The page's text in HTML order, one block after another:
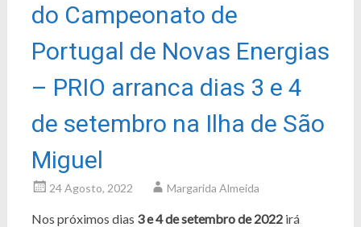
do Campeonato de
Portugal de Novas Energias
– PRIO arranca dias 3 e 4
de setembro na Ilha de São
Miguel
24 Agosto, 2022 Margarida Almeida
Nos próximos dias 3 e 4 de setembro de 2022 irá